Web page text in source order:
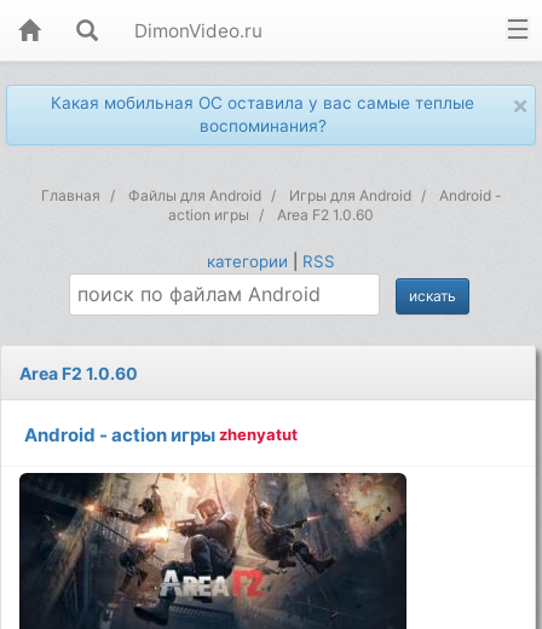
DimonVideo.ru
×
Какая мобильная ОС оставила у вас самые теплые
воспоминания?
Главная Файлы для Android Игры для Android
Android -
action игры
Area F2 1.0.60
категории RSS
Area F2 1.0.60
Android - action игрыzhenyatut